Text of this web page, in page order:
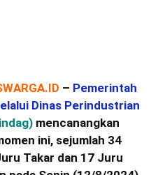
– Pemerintah
Dinas Perindustrian
mencanangkan
ini, sejumlah 34
Takar dan 17 Juru